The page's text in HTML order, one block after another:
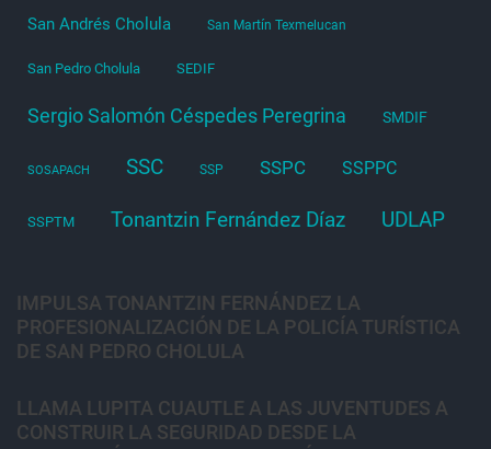
San Andrés Cholula San Martín Texmelucan
San Pedro Cholula SEDIF
Sergio Salomón Céspedes Peregrina SMDIF
SOSAPACH SSC SSP SSPC SSPPC
SSPTM Tonantzin Fernández Díaz UDLAP
IMPULSA TONANTZIN FERNÁNDEZ LA
PROFESIONALIZACIÓN DE LA POLICÍA TURÍSTICA
DE SAN PEDRO CHOLULA
LLAMA LUPITA CUAUTLE A LAS JUVENTUDES A
CONSTRUIR LA SEGURIDAD DESDE LA